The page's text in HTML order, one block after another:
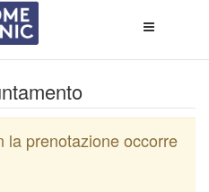
di
la prenotazione occorre